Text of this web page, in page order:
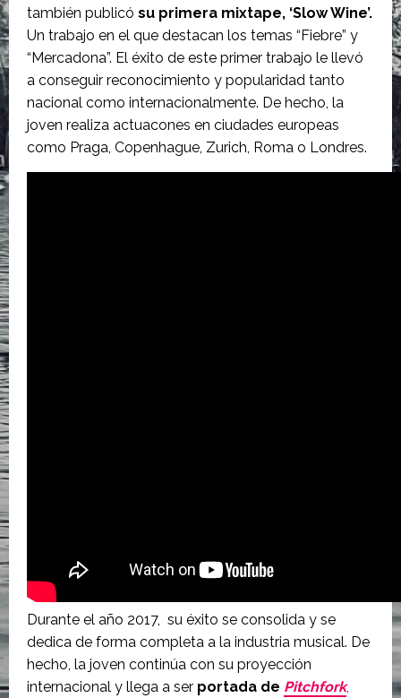
también publicó su primera mixtape, ‘Slow Wine’.
Un trabajo en el que destacan los temas “Fiebre” y
“Mercadona”. El éxito de este primer trabajo le llevó
a conseguir reconocimiento y popularidad tanto
nacional como internacionalmente. De hecho, la
joven realiza actuacones en ciudades europeas
como Praga, Copenhague, Zurich, Roma o Londres.
Durante el año 2017, su éxito se consolida y se
dedica de forma completa a la industria musical. De
hecho, la joven continúa con su proyección
internacional y llega a ser portada de Pitchfork,